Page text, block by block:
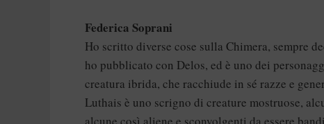
Federica Soprani
Ho scritto diverse cose sulla Chimera, sempre
ho pubblicato con Delos, ed è uno dei
creatura ibrida, che racchiude in sé razze e
Luthais è uno scrigno di creature mostruose,